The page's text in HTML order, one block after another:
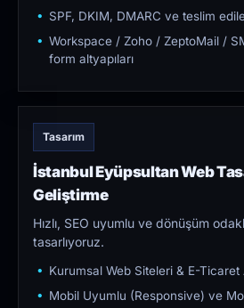
SPF, DKIM, DMARC ve teslim
Workspace / Zoho / ZeptoMail /
form altyapıları
Tasarım
İstanbul Eyüpsultan Web
Geliştirme
Hızlı, SEO uyumlu ve dönüşüm
tasarlıyoruz.
Kurumsal Web Siteleri & E-Ticaret
Mobil Uyumlu (Responsive) ve